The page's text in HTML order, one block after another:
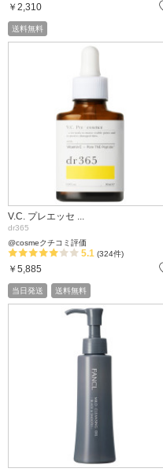
￥2,310
送料無料
V.C. プレエッセ ...
dr365
@cosmeクチコミ評価
5.1 (324件)
￥5,885
当日発送 送料無料